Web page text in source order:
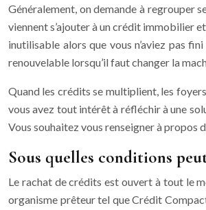
Généralement, on demande à regrouper
viennent s’ajouter à un crédit immobilier
inutilisable alors que vous n’aviez pas
renouvelable lorsqu’il faut changer la
Quand les crédits se multiplient, les
vous avez tout intérêt à réfléchir à une
Vous souhaitez vous renseigner à propos
Sous quelles conditions
Le rachat de crédits est ouvert à tout le
organisme prêteur tel que Crédit